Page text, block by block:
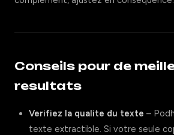
Conseils pour de
resultats
Verifiez la qualite du texte –
texte extractible. Si votre seule